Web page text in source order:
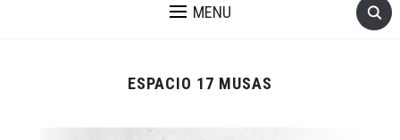
MENU
ESPACIO 17 MUSAS